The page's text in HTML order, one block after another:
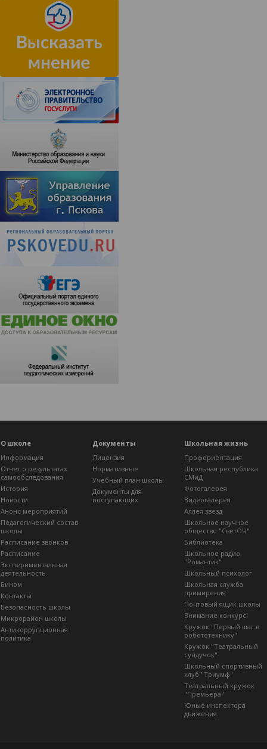
О школе
Информация
Отчет о результатах
самообследования
История
Новости
Анонс мероприятий
Педагогический состав
школы
Расписание звонков
Расписание
Экспериментальная
деятельность
Бином
Контакты
Безопасность школы
Микрорайон школы
Антикоррупционная
политика
Документы
Лицензия
Нормативные
Учебный план школы
Документы для
поступающих
Школьная жизнь
Профориентация
Школьная республика
СМиД
Фотогалерея
Видеогалерея
Аллея звезд
Школьное научное
общество "СветОЧ"
Библиотека
Школьное радио
"Романтик"
Школьный психолог
Школьная служба
примирения
Почтовый ящик школы
Внимание конкурс!
Кружок "Первый шаг в
робототехнику"
Кружок "Театральный
сундучок"
Школьный спортивный
клуб "Триумф"
Театральный кружок
"Премьера"
Юные инспектора
движения